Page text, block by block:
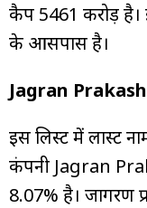
कैप ₹5461 करोड़
के आसपास है।
Jagran
इस लिस्ट में लास्ट
कंपनी Jagran
8.07% है। जागरण